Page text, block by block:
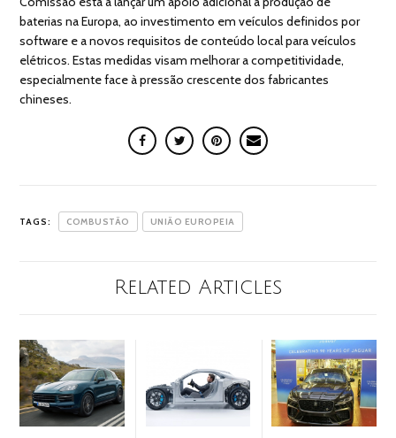
baterias na Europa, ao investimento em veículos definidos por
software e a novos requisitos de conteúdo local para veículos
elétricos. Estas medidas visam melhorar a competitividade,
especialmente face à pressão crescente dos fabricantes
chineses.
TAGS: COMBUSTÃO UNIÃO EUROPEIA
Related Articles